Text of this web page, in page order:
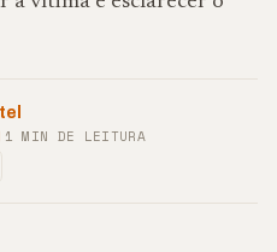
1 MIN DE LEITURA